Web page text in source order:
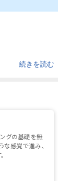
続きを読む
グの基礎を無
な感覚で進み、